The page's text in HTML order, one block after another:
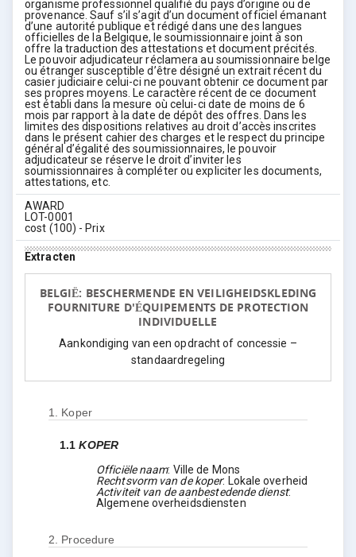
organisme professionnel qualifié du pays d’origine ou de
provenance. Sauf s’il s’agit d’un document officiel émanant
d’une autorité publique et rédigé dans une des langues
officielles de la Belgique, le soumissionnaire joint à son
offre la traduction des attestations et document précités.
Le pouvoir adjudicateur réclamera au soumissionnaire belge
ou étranger susceptible d’être désigné un extrait récent du
casier judiciaire celui-ci ne pouvant obtenir ce document par
ses propres moyens. Le caractère récent de ce document
est établi dans la mesure où celui-ci date de moins de 6
mois par rapport à la date de dépôt des offres. Dans les
limites des dispositions relatives au droit d’accès inscrites
dans le présent cahier des charges et le respect du principe
général d’égalité des soumissionnaires, le pouvoir
adjudicateur se réserve le droit d’inviter les
soumissionnaires à compléter ou expliciter les documents,
attestations, etc.
AWARD
LOT-0001
cost (100) - Prix
Extracten
BELGIË: BESCHERMENDE EN VEILIGHEIDSKLEDING
FOURNITURE D'ÉQUIPEMENTS DE PROTECTION
INDIVIDUELLE
Aankondiging van een opdracht of concessie –
standaardregeling
1. Koper
1.1KOPER
Officiële naam: Ville de Mons
Rechtsvorm van de koper: Lokale overheid
Activiteit van de aanbestedende dienst:
Algemene overheidsdiensten
2. Procedure